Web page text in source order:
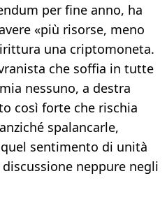
per fine anno, ha
«più risorse, meno
una criptomoneta.
che soffia in tutte
nessuno, a destra
così forte che rischia
spalancarle,
sentimento di unità
neppure negli